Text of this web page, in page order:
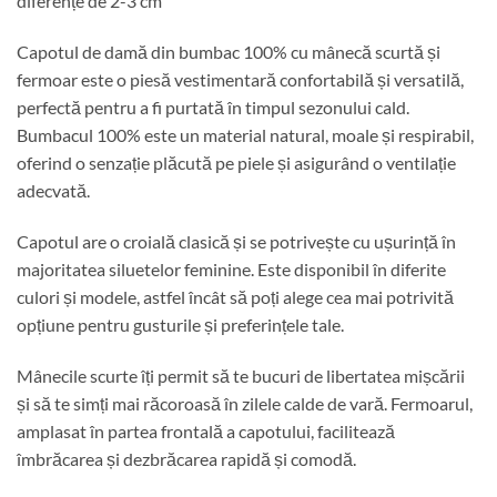
Capotul de damă din bumbac 100% cu mânecă scurtă și
fermoar este o piesă vestimentară confortabilă și versatilă,
perfectă pentru a fi purtată în timpul sezonului cald.
Bumbacul 100% este un material natural, moale și respirabil,
oferind o senzație plăcută pe piele și asigurând o ventilație
adecvată.
Capotul are o croială clasică și se potrivește cu ușurință în
majoritatea siluetelor feminine. Este disponibil în diferite
culori și modele, astfel încât să poți alege cea mai potrivită
opțiune pentru gusturile și preferințele tale.
Mânecile scurte îți permit să te bucuri de libertatea mișcării
și să te simți mai răcoroasă în zilele calde de vară. Fermoarul,
amplasat în partea frontală a capotului, facilitează
îmbrăcarea și dezbrăcarea rapidă și comodă.